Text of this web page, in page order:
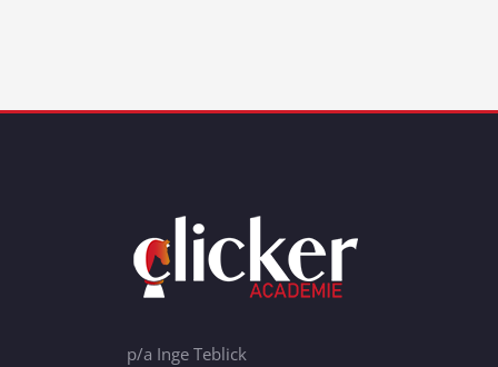
p/a Inge Teblick